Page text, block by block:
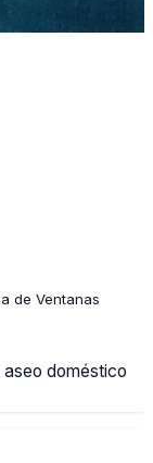
de Ventanas
doméstico